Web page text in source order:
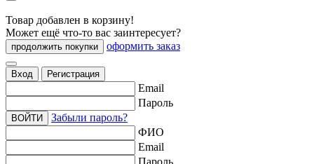
Товар добавлен в корзину!
Может ещё что-то вас заинтересует?
продолжить покупки оформить заказ
Вход Регистрация
Email
Пароль
ВОЙТИ
Забыли пароль?
ФИО
Email
Пароль